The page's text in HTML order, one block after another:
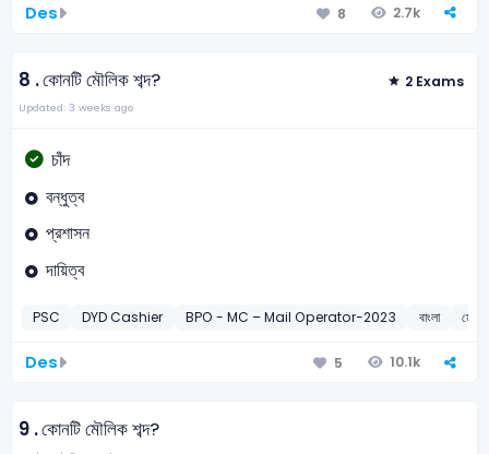
Des 8 2.7k
8 .কোনটি মৌলিক শব্দ? 2 Exams
Updated: 3 weeks ago
চাঁদ
বন্ধুত্ব
প্রশাসন
দায়িত্ব
PSC DYD Cashier BPO - MC – Mail Operator-2023 বাংলা
Des 5 10.1k
9 .কোনটি মৌলিক শব্দ?